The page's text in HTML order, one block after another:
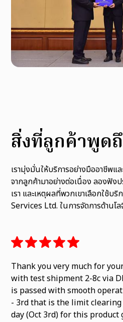
สิ่งที่ลูกค้าพูดถึ
เรามุ่งมั่นให้บริการอย่างมืออาชีพแล
จากลูกค้ามาอย่างต่อเนื่อง ลองฟัง
เรา และเหตุผลที่พวกเขาเลือกใช้บ
Services Ltd. ในการจัดการด้านโ
Thank you very much for
with test shipment 2-8c via
is passed with smooth
- 3rd that is the limit
day (Oct 3rd) for this product